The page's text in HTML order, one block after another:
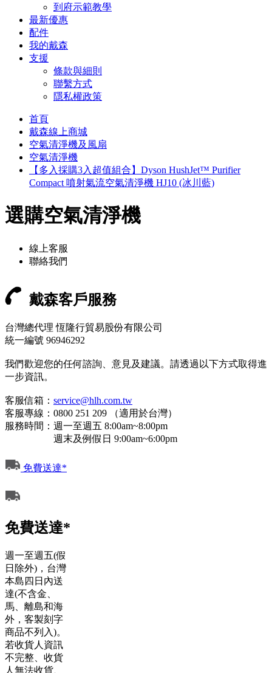
到府示範教學
最新優惠
配件
我的戴森
支援
條款與細則
聯繫方式
隱私權政策
首頁
戴森線上商城
空氣清淨機及風扇
空氣清淨機
【多入採購3入超值組合】Dyson HushJet™ Purifier
Compact 噴射氣流空氣清淨機 HJ10 (冰川藍)
選購空氣清淨機
線上客服
聯絡我們
戴森客戶服務
台灣總代理 恆隆行貿易股份有限公司
統一編號 96946292
我們歡迎您的任何諮詢、意見及建議。請透過以下方式取得進
一步資訊。
客服信箱： service@hlh.com.tw
客服專線：0800 251 209 （適用於台灣）
服務時間：週一至週五 8:00am~8:00pm
週末及例假日 9:00am~6:00pm
免費送達*
免費送達*
週一至週五(假
日除外)，台灣
本島四日內送
達(不含金、
馬、離島和海
外，客製刻字
商品不列入)。
若收貨人資訊
不完整、收貨
人無法收貨、